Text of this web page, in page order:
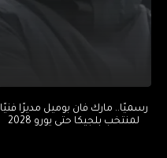
رسميًا.. مارك فان بوميل مديرًا فنيًا
لمنتخب بلجيكا حتى يورو 2028